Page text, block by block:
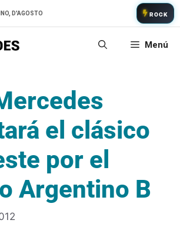
D'AGOSTO ROCK
Menú
el clásico
por el
Argentino B